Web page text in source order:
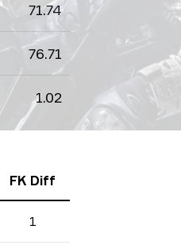
71.74
76.71
1.02
FK Diff
1